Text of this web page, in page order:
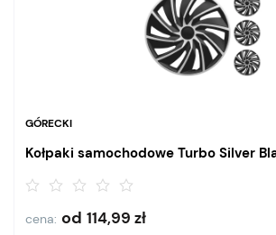
GÓRECKI
Kołpaki samochodowe Turbo Silver
cena: od 114,99 zł